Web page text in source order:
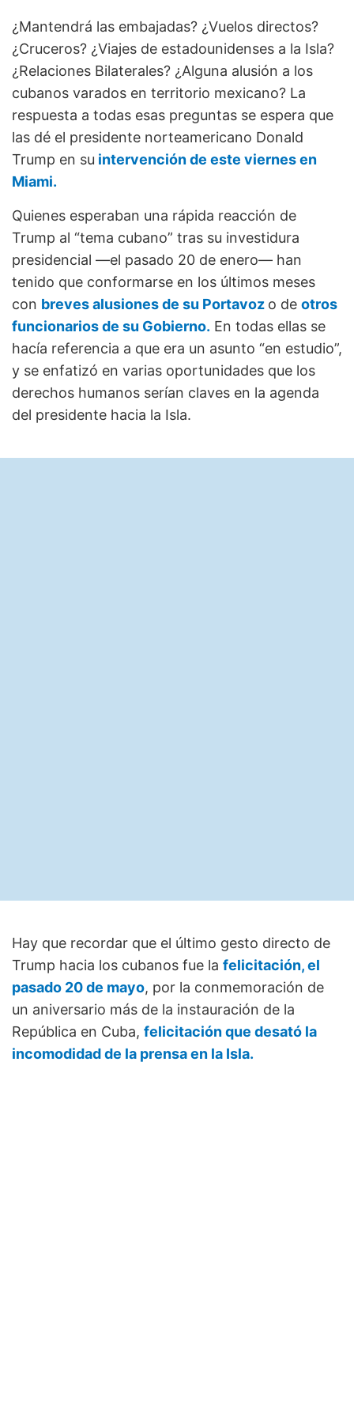
¿Mantendrá las embajadas? ¿Vuelos directos?
¿Cruceros? ¿Viajes de estadounidenses a la Isla?
¿Relaciones Bilaterales? ¿Alguna alusión a los
cubanos varados en territorio mexicano? La
respuesta a todas esas preguntas se espera que
las dé el presidente norteamericano Donald
Trump en su intervención de este viernes en
Miami.
Quienes esperaban una rápida reacción de
Trump al “tema cubano” tras su investidura
presidencial ―el pasado 20 de enero― han
tenido que conformarse en los últimos meses
con breves alusiones de su Portavoz o de otros
funcionarios de su Gobierno. En todas ellas se
hacía referencia a que era un asunto “en estudio”,
y se enfatizó en varias oportunidades que los
derechos humanos serían claves en la agenda
del presidente hacia la Isla.
Hay que recordar que el último gesto directo de
Trump hacia los cubanos fue la felicitación, el
pasado 20 de mayo, por la conmemoración de
un aniversario más de la instauración de la
República en Cuba, felicitación que desató la
incomodidad de la prensa en la Isla.